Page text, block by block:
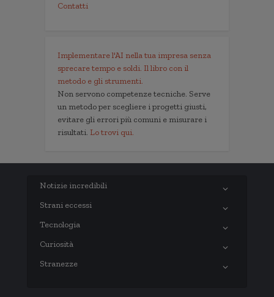
Contatti
Implementare l'AI nella tua impresa senza
sprecare tempo e soldi. Il libro con il
metodo e gli strumenti.
Non servono competenze tecniche. Serve
un metodo per scegliere i progetti giusti,
evitare gli errori più comuni e misurare i
risultati. Lo trovi qui.
Notizie incredibili
Strani eccessi
Tecnologia
Curiosità
Stranezze